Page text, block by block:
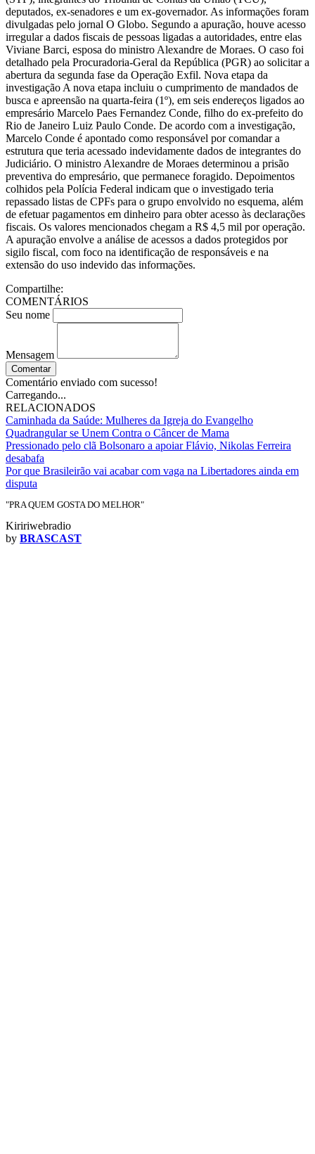
deputados, ex-senadores e um ex-governador. As informações foram
divulgadas pelo jornal O Globo. Segundo a apuração, houve acesso
irregular a dados fiscais de pessoas ligadas a autoridades, entre elas
Viviane Barci, esposa do ministro Alexandre de Moraes. O caso foi
detalhado pela Procuradoria-Geral da República (PGR) ao solicitar a
abertura da segunda fase da Operação Exfil. Nova etapa da
investigação A nova etapa incluiu o cumprimento de mandados de
busca e apreensão na quarta-feira (1º), em seis endereços ligados ao
empresário Marcelo Paes Fernandez Conde, filho do ex-prefeito do
Rio de Janeiro Luiz Paulo Conde. De acordo com a investigação,
Marcelo Conde é apontado como responsável por comandar a
estrutura que teria acessado indevidamente dados de integrantes do
Judiciário. O ministro Alexandre de Moraes determinou a prisão
preventiva do empresário, que permanece foragido. Depoimentos
colhidos pela Polícia Federal indicam que o investigado teria
repassado listas de CPFs para o grupo envolvido no esquema, além
de efetuar pagamentos em dinheiro para obter acesso às declarações
fiscais. Os valores mencionados chegam a R$ 4,5 mil por operação.
A apuração envolve a análise de acessos a dados protegidos por
sigilo fiscal, com foco na identificação de responsáveis e na
extensão do uso indevido das informações.
Compartilhe:
COMENTÁRIOS
Seu nome
Mensagem
Comentar
Comentário enviado com sucesso!
Carregando...
RELACIONADOS
Caminhada da Saúde: Mulheres da Igreja do Evangelho
Quadrangular se Unem Contra o Câncer de Mama
Pressionado pelo clã Bolsonaro a apoiar Flávio, Nikolas Ferreira
desabafa
Por que Brasileirão vai acabar com vaga na Libertadores ainda em
disputa
"PRA QUEM GOSTA DO MELHOR"
Kiririwebradio
by BRASCAST